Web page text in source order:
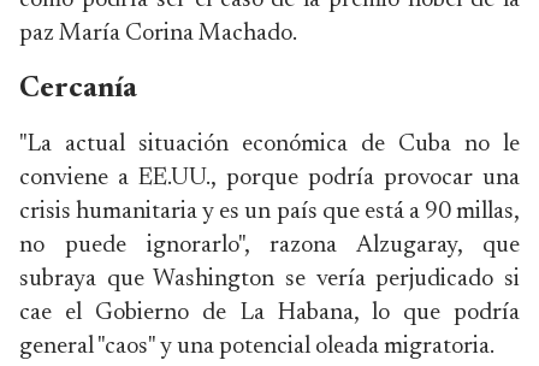
paz María Corina Machado.
Cercanía
"La actual situación económica de Cuba no le
conviene a EE.UU., porque podría provocar una
crisis humanitaria y es un país que está a 90 millas,
no puede ignorarlo", razona Alzugaray, que
subraya que Washington se vería perjudicado si
cae el Gobierno de La Habana, lo que podría
general "caos" y una potencial oleada migratoria.